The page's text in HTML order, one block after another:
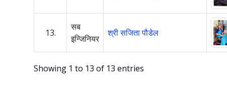
13.
सब
इन्जिनियर
श्री स‌जिता पौडेल
Showing 1 to 13 of 13 entries